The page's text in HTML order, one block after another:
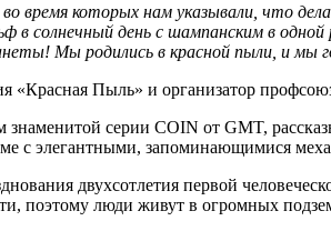
время которых нам указывали, что
в солнечный день с шампанским в
Мы родились в красной пыли, и мы
Пыль» и организатор
серии COIN от GMT,
с элегантными, запоминающимися
двухсотлетия первой
поэтому люди живут в огромных